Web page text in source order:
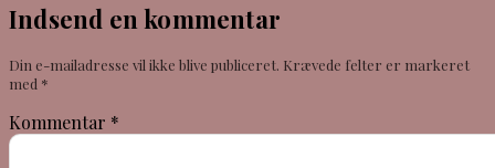
Indsend en kommentar
Din e-mailadresse vil ikke blive publiceret. Krævede felter er markeret
med *
Kommentar *